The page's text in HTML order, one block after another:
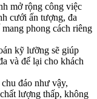
mở rộng công việc
cưới ấn tượng, đa
phong cách riêng
kỹ lưỡng sẽ giúp
và để lại cho khách
đáo như vậy,
lượng thấp, không